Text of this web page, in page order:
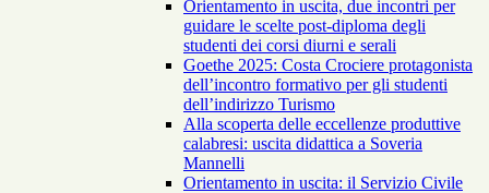
Orientamento in uscita, due incontri per
guidare le scelte post-diploma degli
studenti dei corsi diurni e serali
Goethe 2025: Costa Crociere protagonista
dell’incontro formativo per gli studenti
dell’indirizzo Turismo
Alla scoperta delle eccellenze produttive
calabresi: uscita didattica a Soveria
Mannelli
Orientamento in uscita: il Servizio Civile